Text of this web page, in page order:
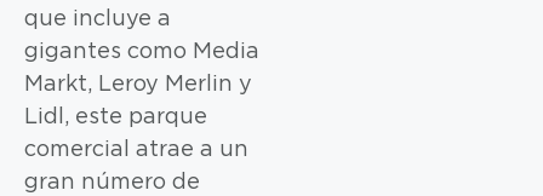
que incluye a
gigantes como Media
Markt, Leroy Merlin y
Lidl, este parque
comercial atrae a un
gran número de